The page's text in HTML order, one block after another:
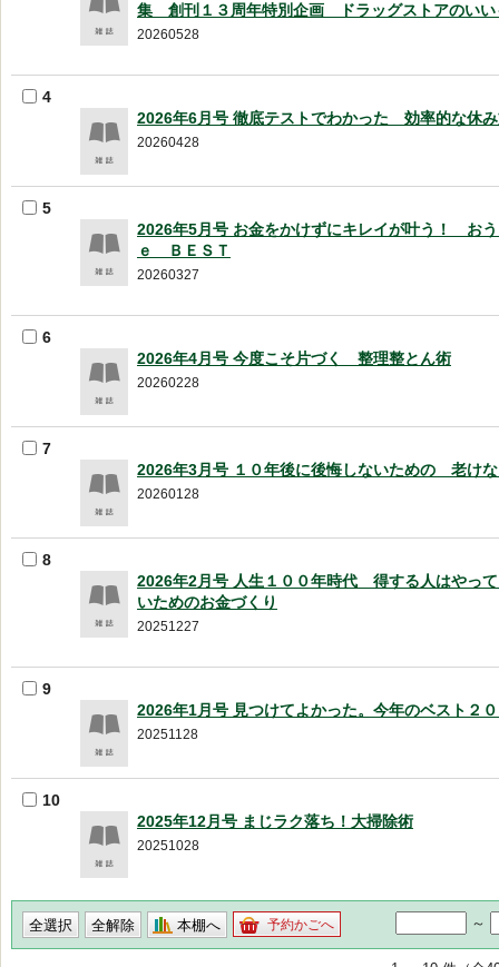
集 創刊１３周年特別企画 ドラッグストアのいい
20260528
4
2026年6月号 徹底テストでわかった 効率的な休
20260428
5
2026年5月号 お金をかけずにキレイが叶う！ お
ｅ ＢＥＳＴ
20260327
6
2026年4月号 今度こそ片づく 整理整とん術
20260228
7
2026年3月号 １０年後に後悔しないための 老け
20260128
8
2026年2月号 人生１００年時代 得する人はやっ
いためのお金づくり
20251227
9
2026年1月号 見つけてよかった。今年のベスト２
20251128
10
2025年12月号 まじラク落ち！大掃除術
20251028
本棚へ 予約かごへ ～